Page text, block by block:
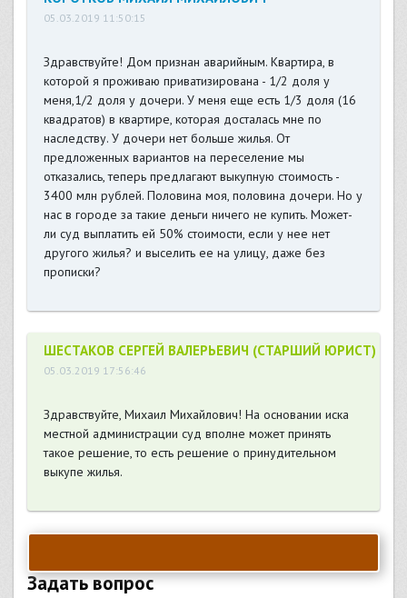
05.03.2019 11:50:15
Здравствуйте! Дом признан аварийным. Квартира, в
которой я проживаю приватизирована - 1/2 доля у
меня,1/2 доля у дочери. У меня еще есть 1/3 доля (16
квадратов) в квартире, которая досталась мне по
наследству. У дочери нет больше жилья. От
предложенных вариантов на переселение мы
отказались, теперь предлагают выкупную стоимость -
3400 млн рублей. Половина моя, половина дочери. Но у
нас в городе за такие деньги ничего не купить. Может-
ли суд выплатить ей 50% стоимости, если у нее нет
другого жилья? и выселить ее на улицу, даже без
прописки?
ШЕСТАКОВ СЕРГЕЙ ВАЛЕРЬЕВИЧ (СТАРШИЙ ЮРИСТ)
05.03.2019 17:56:46
Здравствуйте, Михаил Михайлович! На основании иска
местной администрации суд вполне может принять
такое решение, то есть решение о принудительном
выкупе жилья.
Задать вопрос